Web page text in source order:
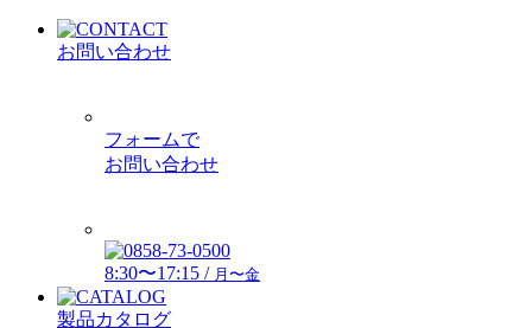
お問い合わせ
フォームで
お問い合わせ
8:30〜17:15 / 月〜金
製品カタログ